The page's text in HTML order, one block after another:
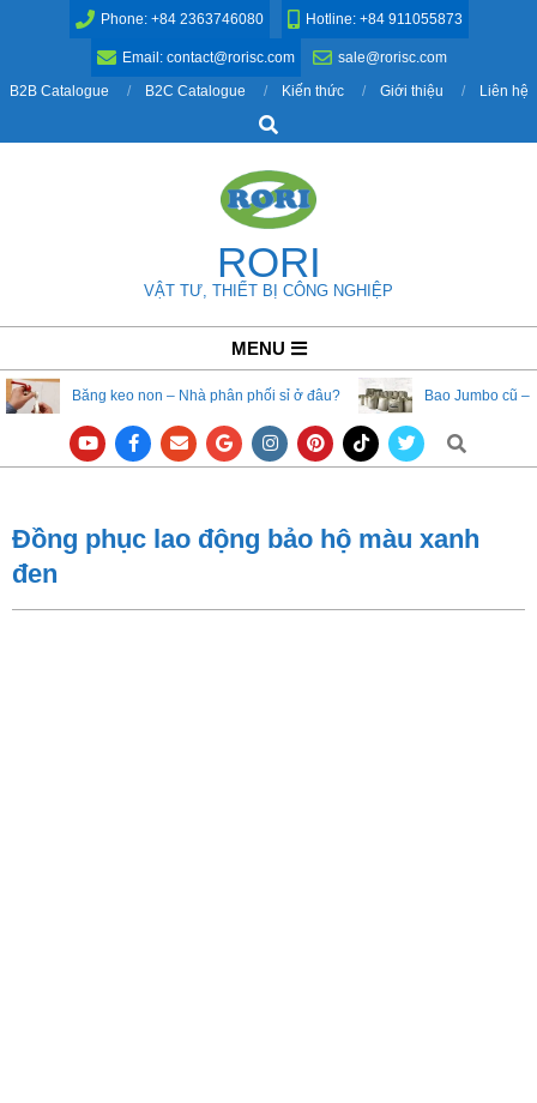
Phone: +84 2363746080 Hotline: +84 911055873
Email: contact@rorisc.com
sale@rorisc.com
B2B Catalogue
B2C Catalogue Kiến thức Giới thiệu
Liên hệ
Search
RORI
VẬT TƯ, THIẾT BỊ CÔNG NGHIỆP
Navigation
Menu
MENU
Băng keo non – Nhà phân phối sỉ ở đâu? Bao Jumbo cũ –
Search
Đồng phục lao động bảo hộ màu xanh
đen